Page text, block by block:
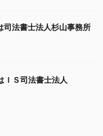
法書士法人杉山事務所
Ｓ司法書士法人